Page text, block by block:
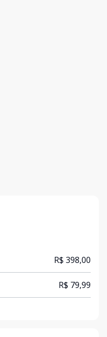
R$ 398,00
R$ 79,99